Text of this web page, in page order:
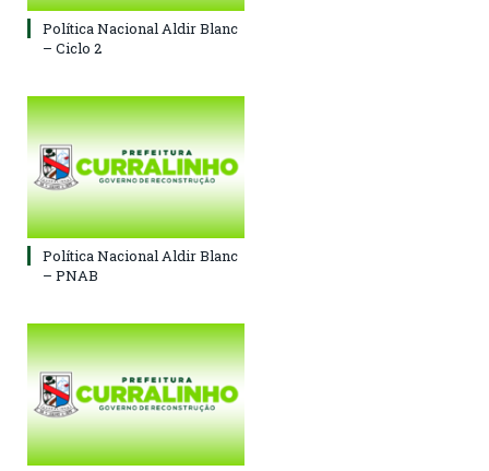
Política Nacional Aldir Blanc
– Ciclo 2
Política Nacional Aldir Blanc
– PNAB